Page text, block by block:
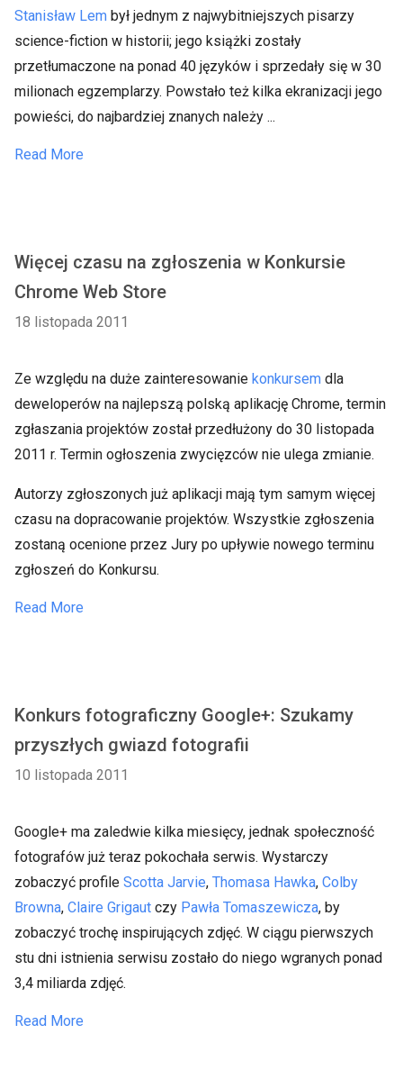
Stanisław Lem był jednym z najwybitniejszych pisarzy
science-fiction w historii; jego książki zostały
przetłumaczone na ponad 40 języków i sprzedały się w 30
milionach egzemplarzy. Powstało też kilka ekranizacji jego
powieści, do najbardziej znanych należy ...
Read More
Więcej czasu na zgłoszenia w Konkursie
Chrome Web Store
18 listopada 2011
Ze względu na duże zainteresowanie konkursem dla
deweloperów na najlepszą polską aplikację Chrome, termin
zgłaszania projektów został przedłużony do 30 listopada
2011 r. Termin ogłoszenia zwycięzców nie ulega zmianie.
Autorzy zgłoszonych już aplikacji mają tym samym więcej
czasu na dopracowanie projektów. Wszystkie zgłoszenia
zostaną ocenione przez Jury po upływie nowego terminu
zgłoszeń do Konkursu.
Read More
Konkurs fotograficzny Google+: Szukamy
przyszłych gwiazd fotografii
10 listopada 2011
Google+ ma zaledwie kilka miesięcy, jednak społeczność
fotografów już teraz pokochała serwis. Wystarczy
zobaczyć profile Scotta Jarvie, Thomasa Hawka, Colby
Browna, Claire Grigaut czy Pawła Tomaszewicza, by
zobaczyć trochę inspirujących zdjęć. W ciągu pierwszych
stu dni istnienia serwisu zostało do niego wgranych ponad
3,4 miliarda zdjęć.
Read More